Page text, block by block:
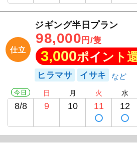
仕立
ジギング半日プラン
98,000 円/隻
3,000ポイント
ヒラマサ イサキ
今日
8/8
日
9
月
10
火
11
水
12